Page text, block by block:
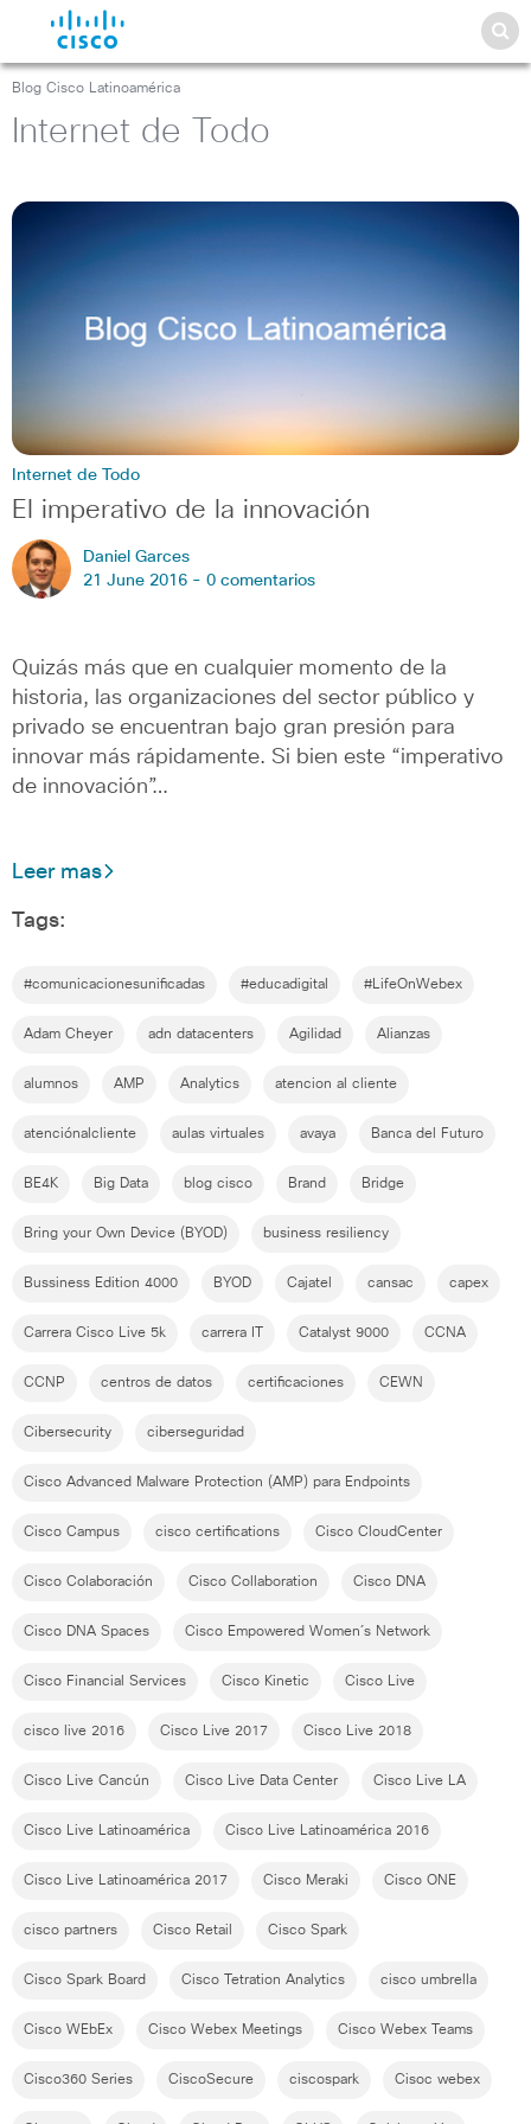
Blog Cisco Latinoamérica
Internet de Todo
Internet de Todo
El imperativo de la innovación
Daniel Garces
21 June 2016 - 0 comentarios
Quizás más que en cualquier momento de la
historia, las organizaciones del sector público y
privado se encuentran bajo gran presión para
innovar más rápidamente. Si bien este “imperativo
de innovación”…
Leer mas
Tags:
#comunicacionesunificadas #educadigital #LifeOnWebex
Adam Cheyer adn datacenters Agilidad Alianzas
alumnos AMP Analytics atencion al cliente
atenciónalcliente aulas virtuales avaya Banca del Futuro
BE4K Big Data blog cisco Brand Bridge
Bring your Own Device (BYOD) business resiliency
Bussiness Edition 4000 BYOD Cajatel cansac capex
Carrera Cisco Live 5k carrera IT Catalyst 9000 CCNA
CCNP centros de datos certificaciones CEWN
Cibersecurity ciberseguridad
Cisco Advanced Malware Protection (AMP) para Endpoints
Cisco Campus cisco certifications Cisco CloudCenter
Cisco Colaboración Cisco Collaboration Cisco DNA
Cisco DNA Spaces Cisco Empowered Women´s Network
Cisco Financial Services Cisco Kinetic Cisco Live
cisco live 2016 Cisco Live 2017 Cisco Live 2018
Cisco Live Cancún Cisco Live Data Center Cisco Live LA
Cisco Live Latinoamérica Cisco Live Latinoamérica 2016
Cisco Live Latinoamérica 2017 Cisco Meraki Cisco ONE
cisco partners Cisco Retail Cisco Spark
Cisco Spark Board Cisco Tetration Analytics cisco umbrella
Cisco WEbEx Cisco Webex Meetings Cisco Webex Teams
Cisco360 Series CiscoSecure ciscospark Cisoc webex